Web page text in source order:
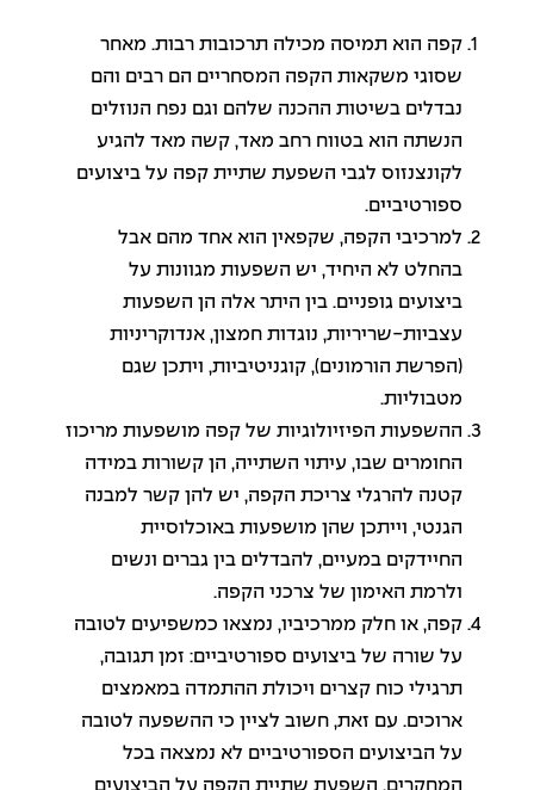
קפה הוא תמיסה מכילה תרכובות רבות. מאחר
שסוגי משקאות הקפה המסחריים הם רבים והם
נבדלים בשיטות ההכנה שלהם וגם נפח הנוזלים
הנשתה הוא בטווח רחב מאד, קשה מאד להגיע
לקונצנזוס לגבי השפעת שתיית קפה על ביצועים
ספורטיביים.
למרכיבי הקפה, שקפאין הוא אחד מהם אבל
בהחלט לא היחיד, יש השפעות מגוונות על
ביצועים גופניים. בין היתר אלה הן השפעות
עצביות-שריריות, נוגדות חמצון, אנדוקריניות
(הפרשת הורמונים), קוגניטיביות, ויתכן שגם
מטבוליות.
ההשפעות הפיזיולוגיות של קפה מושפעות מריכוז
החומרים שבו, עיתוי השתייה, הן קשורות במידה
קטנה להרגלי צריכת הקפה, יש להן קשר למבנה
הגנטי, וייתכן שהן מושפעות באוכלוסיית
החיידקים במעיים, להבדלים בין גברים ונשים
ולרמת האימון של צרכני הקפה.
קפה, או חלק ממרכיביו, נמצאו כמשפיעים לטובה
על שורה של ביצועים ספורטיביים: זמן תגובה,
תרגילי כוח קצרים ויכולת ההתמדה במאמצים
ארוכים. עם זאת, חשוב לציין כי ההשפעה לטובה
על הביצועים הספורטיביים לא נמצאה בכל
המחקרים. השפעת שתיית הקפה על הביצועים